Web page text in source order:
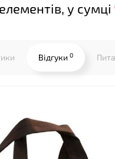
у
Відгуки 0